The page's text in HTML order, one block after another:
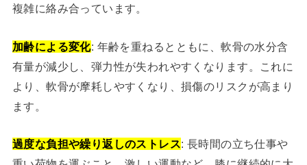
複雑に絡み合っています。
加齢による変化: 年齢を重ねるとともに、軟骨の水分含
有量が減少し、弾力性が失われやすくなります。これに
より、軟骨が摩耗しやすくなり、損傷のリスクが高まり
ます。
過度な負担や繰り返しのストレス: 長時間の立ち仕事や